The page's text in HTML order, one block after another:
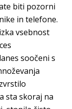
biti pozorni
in telefone.
vsebnost
soočeni s
sta skoraj na